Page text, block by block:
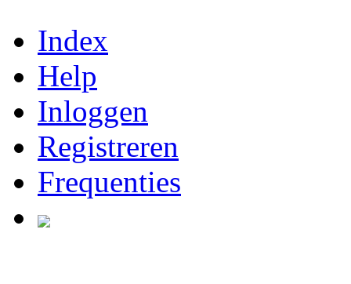
Index
Help
Inloggen
Registreren
Frequenties